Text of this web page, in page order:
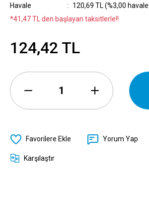
Havale
120,69 TL (%3,00
*41,47 TL den başlayan taksitlerle!!
124,42 TL
Yorum Yap
Karşılaştır